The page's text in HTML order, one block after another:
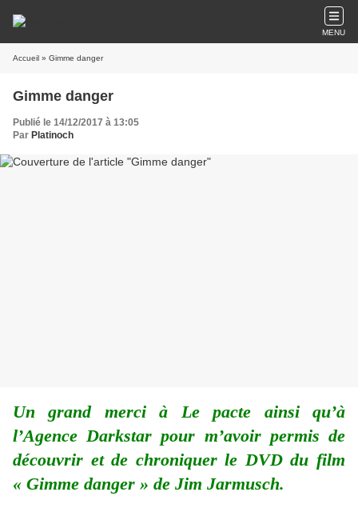
MENU
Accueil » Gimme danger
Gimme danger
Publié le 14/12/2017 à 13:05
Par Platinoch
Un grand merci à Le pacte ainsi qu’à
l’Agence Darkstar pour m’avoir permis de
découvrir et de chroniquer le DVD du film
« Gimme danger » de Jim Jarmusch.